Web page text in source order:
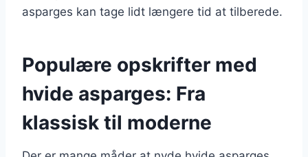
asparges kan tage lidt længere tid at tilberede.
Populære opskrifter med
hvide asparges: Fra
klassisk til moderne